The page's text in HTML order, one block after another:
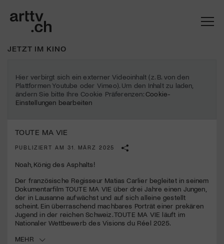
JETZT IM KINO
Hier verbirgt sich ein externer Videoinhalt (z. B. von den
Plattformen Youtube oder Vimeo). Um den Inhalt zu laden,
ändern Sie bitte Ihre Cookie Präferenzen:Cookie-
Einstellungen bearbeiten
TOUTE MA VIE
PUBLIZIERT AM 31. MÄRZ 2025
Noah, König des Asphalts!
Der französische Regisseur Matias Carlier begleitet in seinem
Dokumentarfilm TOUTE MA VIE über drei Jahre einen Jungen,
der in Lausanne aufwächst und auf sich alleine gestellt
scheint. Ein überraschend machbares Porträt einer prekären
Jugend in der reichen Schweiz.TOUTE MA VIE läuft im
Nationaler Wettbewerb des Visions du Réel 2025.
MEHR
Mach mit: «Be Part of the Art»!
Engagiere dich als Kulturliebhaber:in, Kulturschaffende(r) oder
Kulturinstitution und unterstütze unsere Arbeit.
Mit deiner Mitgliedschaft erhältst du kostenlosen Zugang zu
diversen Kulturevents.